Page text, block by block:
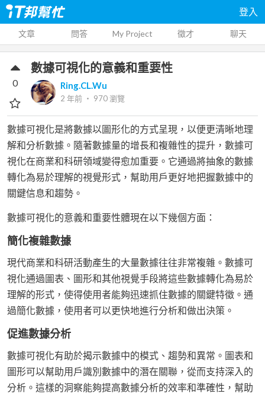
登入
文章 問答 My Project 徵才 聊天
數據可視化的意義和重要性
Ring.CL.Wu
2 年前 ‧ 970瀏覽
0
數據可視化是將數據以圖形化的方式呈現，以便更清晰地理
解和分析數據。隨著數據量的增長和複雜性的提升，數據可
視化在商業和科研領域變得愈加重要。它通過將抽象的數據
轉化為易於理解的視覺形式，幫助用戶更好地把握數據中的
關鍵信息和趨勢。
數據可視化的意義和重要性體現在以下幾個方面：
簡化複雜數據
現代商業和科研活動產生的大量數據往往非常複雜。數據可
視化通過圖表、圖形和其他視覺手段將這些數據轉化為易於
理解的形式，使得使用者能夠迅速抓住數據的關鍵特徵。通
過簡化數據，使用者可以更快地進行分析和做出決策。
促進數據分析
數據可視化有助於揭示數據中的模式、趨勢和異常。圖表和
圖形可以幫助用戶識別數據中的潛在關聯，從而支持深入的
分析。這樣的洞察能夠提高數據分析的效率和準確性，幫助